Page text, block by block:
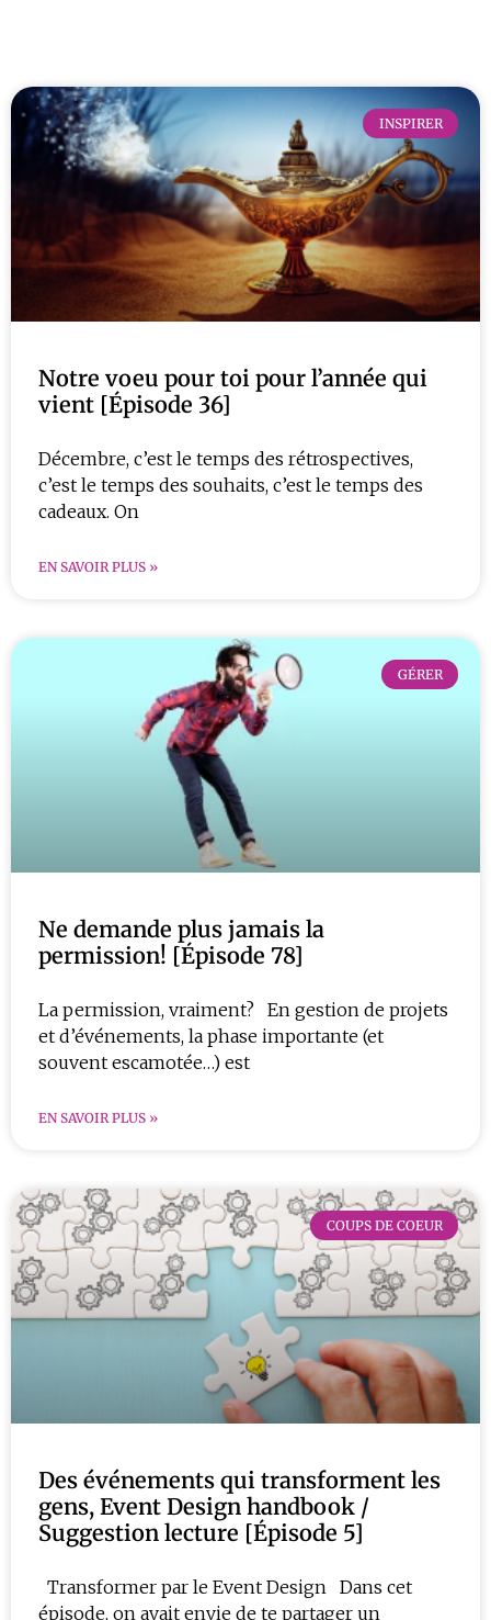
INSPIRER
Notre voeu pour toi pour l’année qui
vient [Épisode 36]
Décembre, c’est le temps des rétrospectives,
c’est le temps des souhaits, c’est le temps des
cadeaux. On
EN SAVOIR PLUS »
GÉRER
Ne demande plus jamais la
permission! [Épisode 78]
La permission, vraiment? En gestion de projets
et d’événements, la phase importante (et
souvent escamotée…) est
EN SAVOIR PLUS »
COUPS DE COEUR
Des événements qui transforment les
gens, Event Design handbook /
Suggestion lecture [Épisode 5]
Transformer par le Event Design Dans cet
épisode, on avait envie de te partager un